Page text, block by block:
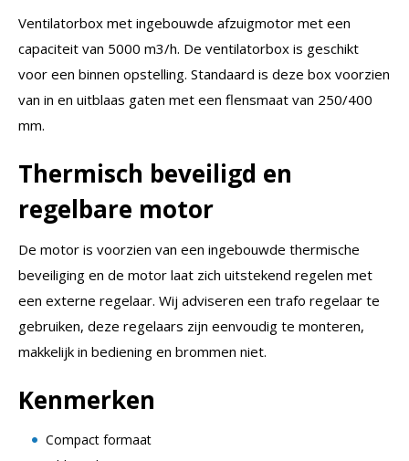
Ventilatorbox met ingebouwde afzuigmotor met een
capaciteit van 5000 m3/h. De ventilatorbox is geschikt
voor een binnen opstelling. Standaard is deze box voorzien
van in en uitblaas gaten met een flensmaat van 250/400
mm.
Thermisch beveiligd en
regelbare motor
De motor is voorzien van een ingebouwde thermische
beveiliging en de motor laat zich uitstekend regelen met
een externe regelaar. Wij adviseren een trafo regelaar te
gebruiken, deze regelaars zijn eenvoudig te monteren,
makkelijk in bediening en brommen niet.
Kenmerken
Compact formaat